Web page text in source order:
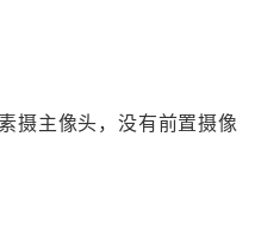
摄主像头，没有前置摄像